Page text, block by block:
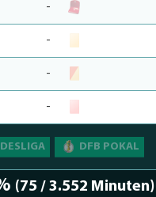
-
-
-
-
DFB POKAL
(75 / 3.552 Minuten)